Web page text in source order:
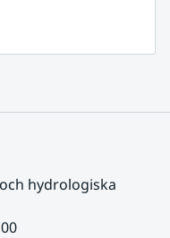
hydrologiska